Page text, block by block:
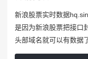
新浪股票实时数据
是因为新浪股票把接口
头部域名就可以有数据